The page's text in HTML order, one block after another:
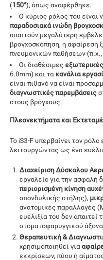
(150°), όπως αναφέρθηκε.
Ο κύριος ρόλος του είναι
παραδοσιακά ινώδη
απαιτούν μεγαλύτερη
βρογχοσκόπηση, η αφαίρεση
πνευμονικών παθήσεων
Οι διαθέσιμες
6.0mm) και τα κανάλια
είναι πιθανό να είναι
διαγνωστικές παρεμβάσεις
στους βρόγχους.
Πλεονεκτήματα και
Το iS3-F υπερβαίνει τον
λειτουργώντας ως ένα
Διαχείριση Δύσκολου
εργαλείο για την ασφαλή
περιορισμένη κίνηση
σπονδυλικής στήλης),
ανατομικές παραλλαγές
ευελιξία του δεν απαιτεί
στοματοφαρυγγικού
Θεραπευτική &
χρησιμοποιηθεί για
εκκρίσεων, πύου ή